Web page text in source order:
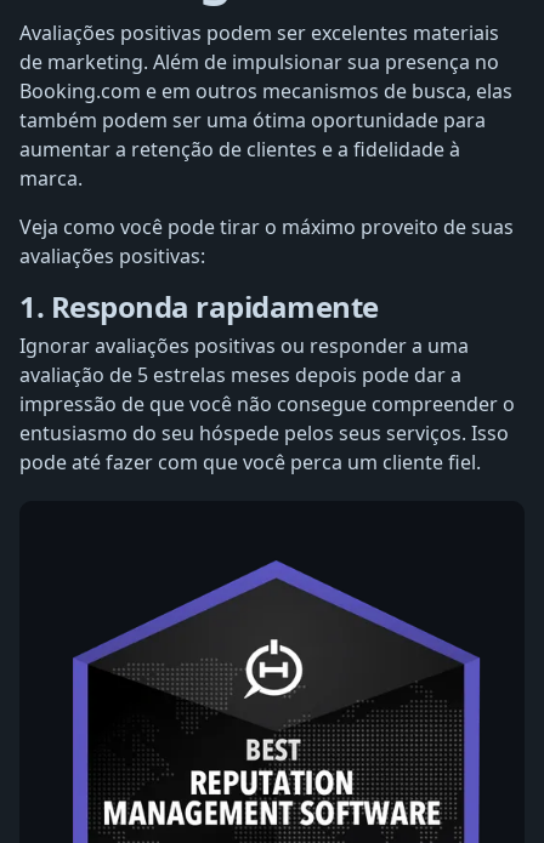
Avaliações positivas podem ser excelentes materiais
de marketing. Além de impulsionar sua presença no
Booking.com e em outros mecanismos de busca, elas
também podem ser uma ótima oportunidade para
aumentar a retenção de clientes e a fidelidade à
marca.
Veja como você pode tirar o máximo proveito de suas
avaliações positivas:
1. Responda rapidamente
Ignorar avaliações positivas ou responder a uma
avaliação de 5 estrelas meses depois pode dar a
impressão de que você não consegue compreender o
entusiasmo do seu hóspede pelos seus serviços. Isso
pode até fazer com que você perca um cliente fiel.